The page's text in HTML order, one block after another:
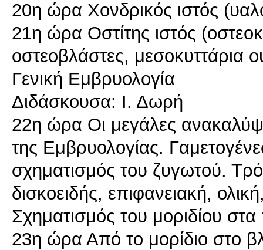
20η ώρα Χονδρικός ιστός
21η ώρα Οστίτης ιστός
οστεοβλάστες, μεσοκυττάρια
Γενική Εμβρυολογία
Διδάσκουσα: Ι. Δωρή
22η ώρα Οι μεγάλες
της Εμβρυολογίας.
σχηματισμός του ζυγωτού.
δισκοειδής, επιφανειακή,
Σχηματισμός του μοριδίου
23η ώρα Από το μορίδιο στο